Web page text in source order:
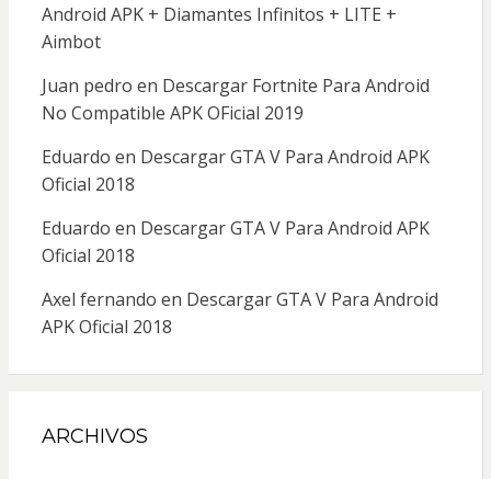
Android APK + Diamantes Infinitos + LITE +
Aimbot
Juan pedro en Descargar Fortnite Para Android
No Compatible APK OFicial 2019
Eduardo en Descargar GTA V Para Android APK
Oficial 2018
Eduardo en Descargar GTA V Para Android APK
Oficial 2018
Axel fernando en Descargar GTA V Para Android
APK Oficial 2018
ARCHIVOS